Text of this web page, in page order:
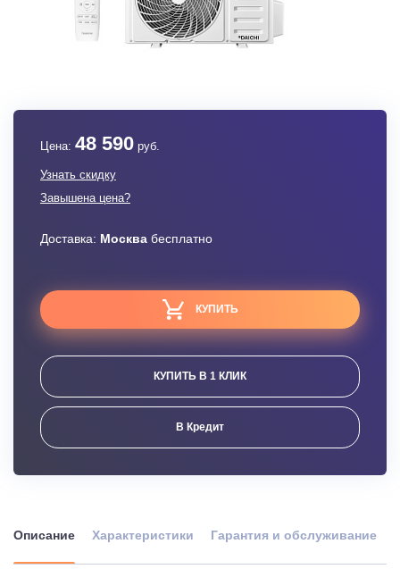
Цена: 48 590 руб.
Узнать скидку
Завышена цена?
Доставка: Москва бесплатно
КУПИТЬ
КУПИТЬ В 1 КЛИК
В Кредит
Описание Характеристики Гарантия и обслуживание